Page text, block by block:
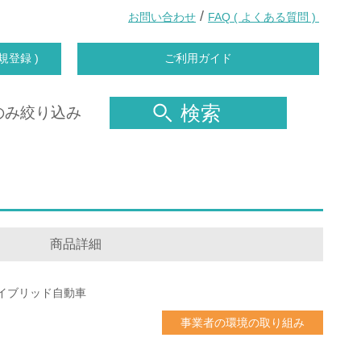
お問い合わせ / FAQ ( よくある質問 )
登録 ) ご利用ガイド
み絞り込み 検索
商品詳細
ブリッド自動車
事業者の環境の取り組み